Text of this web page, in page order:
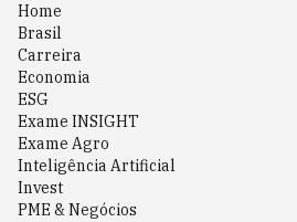
Home
Brasil
Carreira
Economia
ESG
Exame INSIGHT
Exame Agro
Inteligência Artificial
Invest
PME & Negócios